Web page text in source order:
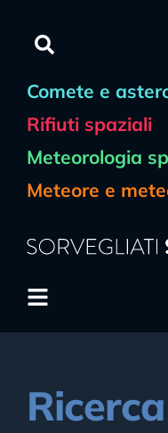
Comete e
Rifiuti spaziali
Meteorologia
Meteore e
Ricerca